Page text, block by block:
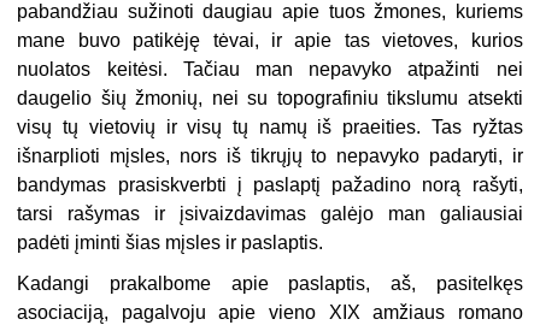
pabandžiau sužinoti daugiau apie tuos žmones, kuriems
mane buvo patikėję tėvai, ir apie tas vietoves, kurios
nuolatos keitėsi. Tačiau man nepavyko atpažinti nei
daugelio šių žmonių, nei su topografiniu tikslumu atsekti
visų tų vietovių ir visų tų namų iš praeities. Tas ryžtas
išnarplioti mįsles, nors iš tikrųjų to nepavyko padaryti, ir
bandymas prasiskverbti į paslaptį pažadino norą rašyti,
tarsi rašymas ir įsivaizdavimas galėjo man galiausiai
padėti įminti šias mįsles ir paslaptis.
Kadangi prakalbome apie paslaptis, aš, pasitelkęs
asociaciją, pagalvoju apie vieno XIX amžiaus romano